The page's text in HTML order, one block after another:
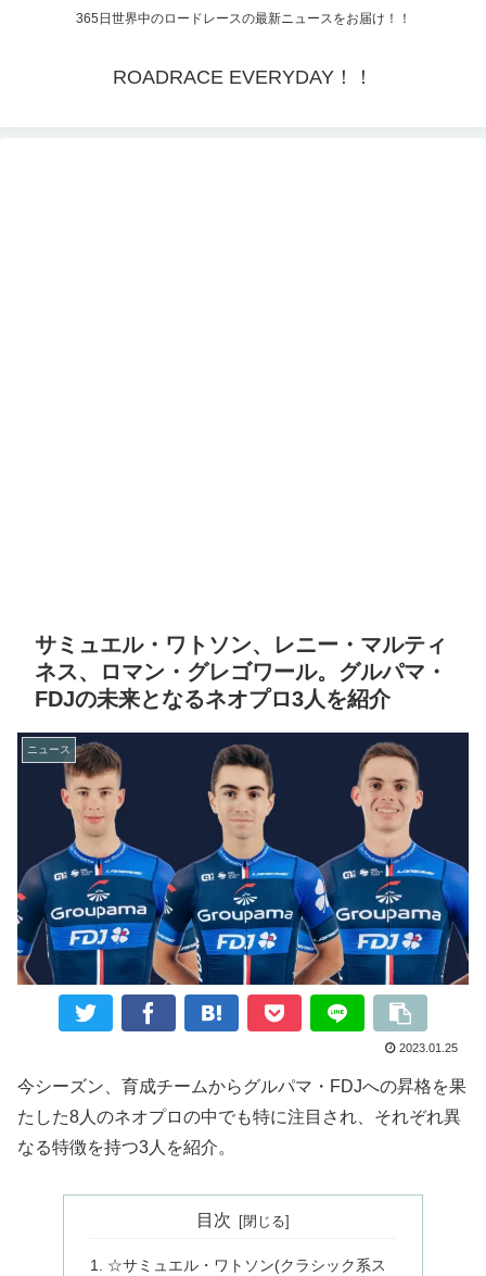
365日世界中のロードレースの最新ニュースをお届け！！
ROADRACE EVERYDAY！！
サミュエル・ワトソン、レニー・マルティ
ネス、ロマン・グレゴワール。グルパマ・
FDJの未来となるネオプロ3人を紹介
ニュース
2023.01.25
今シーズン、育成チームからグルパマ・FDJへの昇格を果
たした8人のネオプロの中でも特に注目され、それぞれ異
なる特徴を持つ3人を紹介。
目次
☆サミュエル・ワトソン(クラシック系ス